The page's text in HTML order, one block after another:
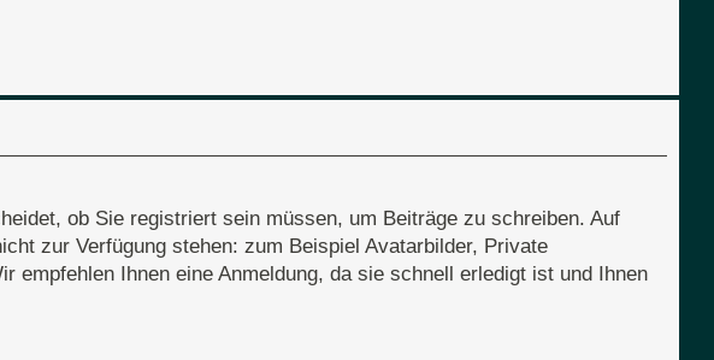
ob Sie registriert sein müssen, um Beiträge zu schreiben. Auf
zur Verfügung stehen: zum Beispiel Avatarbilder, Private
empfehlen Ihnen eine Anmeldung, da sie schnell erledigt ist und Ihnen